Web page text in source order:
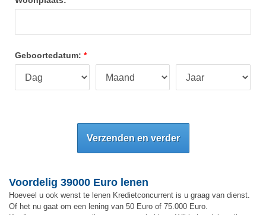
Geboortedatum:
Verzenden en verder
Voordelig 39000 Euro lenen
Hoeveel u ook wenst te lenen Kredietconcurrent is u graag van dienst.
Of het nu gaat om een lening van 50 Euro of 75.000 Euro.